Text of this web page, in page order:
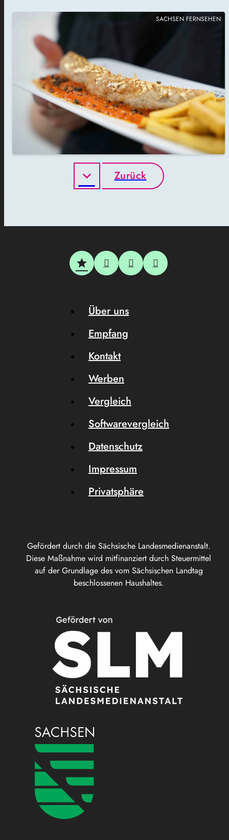
SACHSEN FERNSEHEN
Zurück
Gefördert durch die Sächsische Landesmedienanstalt.
Diese Maßnahme wird mitfinanziert durch Steuermittel
auf der Grundlage des vom Sächsischen Landtag
beschlossenen Haushaltes.
Über uns
Empfang
Kontakt
Werben
Vergleich
Softwarevergleich
Datenschutz
Impressum
Privatsphäre